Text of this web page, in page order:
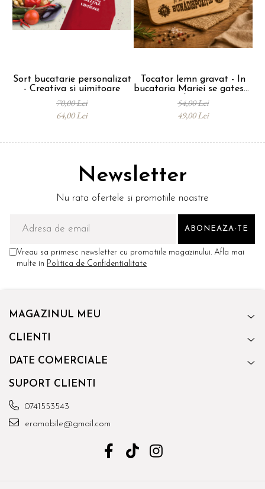
Sort bucatarie personalizat
- Creativa si uimitoare
70,00 Lei
64,00 Lei
Tocator lemn gravat - In
bucataria Mariei se gateste
cu dragoste
54,00 Lei
49,00 Lei
Newsletter
Nu rata ofertele si promotiile noastre
Vreau sa primesc newsletter cu promotiile magazinului. Afla mai
multe in Politica de Confidentialitate
MAGAZINUL MEU
CLIENTI
DATE COMERCIALE
SUPORT CLIENTI
0741553543
eramobile@gmail.com